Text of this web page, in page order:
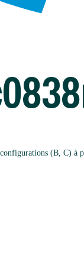
(B, C) à